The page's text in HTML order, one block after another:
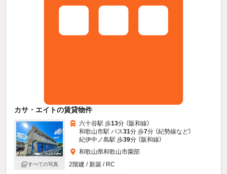
カサ・エイトの賃貸物件
すべての写真
六十谷駅 歩13分 （阪和線）
和歌山市駅 バス31分 歩7分 （紀勢線など）
紀伊中ノ島駅 歩39分 （阪和線）
和歌山県和歌山市園部
2階建 / 新築 / RC